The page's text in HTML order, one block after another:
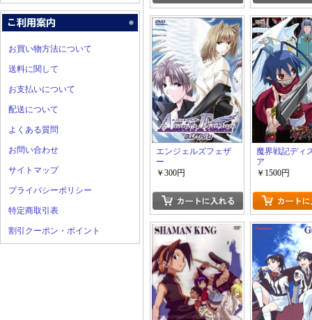
お買い物方法について
送料に関して
お支払いについて
配送について
よくある質問
お問い合わせ
サイトマップ
プライバシーポリシー
特定商取引表
割引クーポン・ポイント
エンジェルズフェザ
ー
￥300円
魔界戦記ディ
ア
￥1500円